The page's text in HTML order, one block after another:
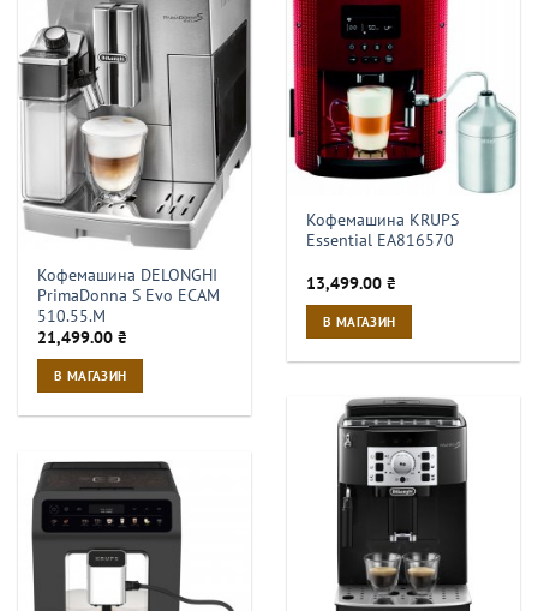
Кофемашина DELONGHI
PrimaDonna S Evo ECAM
510.55.M
21,499.00₴
В МАГАЗИН
Кофемашина KRUPS
Essential EA816570
13,499.00₴
В МАГАЗИН